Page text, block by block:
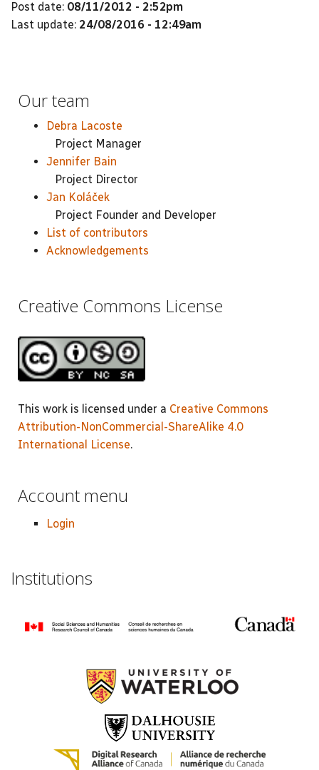
Post date: 08/11/2012 - 2:52pm
Last update: 24/08/2016 - 12:49am
Our team
Debra Lacoste
Project Manager
Jennifer Bain
Project Director
Jan Koláček
Project Founder and Developer
List of contributors
Acknowledgements
Creative Commons License
This work is licensed under a Creative Commons
Attribution-NonCommercial-ShareAlike 4.0
International License.
Account menu
Login
Institutions